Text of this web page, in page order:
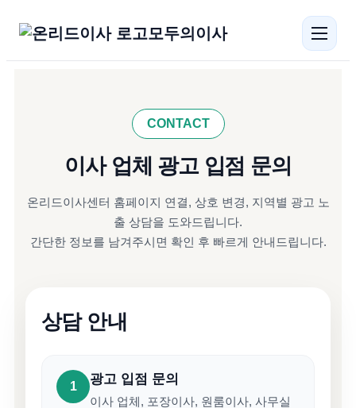
모두의이사
CONTACT
이사 업체 광고 입점 문의
온리드이사센터 홈페이지 연결, 상호 변경, 지역별 광고 노
출 상담을 도와드립니다.
간단한 정보를 남겨주시면 확인 후 빠르게 안내드립니다.
상담 안내
1 광고 입점 문의
이사 업체, 포장이사, 원룸이사, 사무실